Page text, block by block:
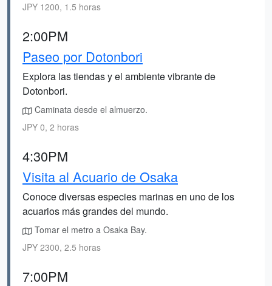
JPY 1200, 1.5 horas
2:00PM
Paseo por Dotonbori
Explora las tiendas y el ambiente vibrante de
Dotonbori.
Caminata desde el almuerzo.
JPY 0, 2 horas
4:30PM
Visita al Acuario de Osaka
Conoce diversas especies marinas en uno de los
acuarios más grandes del mundo.
Tomar el metro a Osaka Bay.
JPY 2300, 2.5 horas
7:00PM